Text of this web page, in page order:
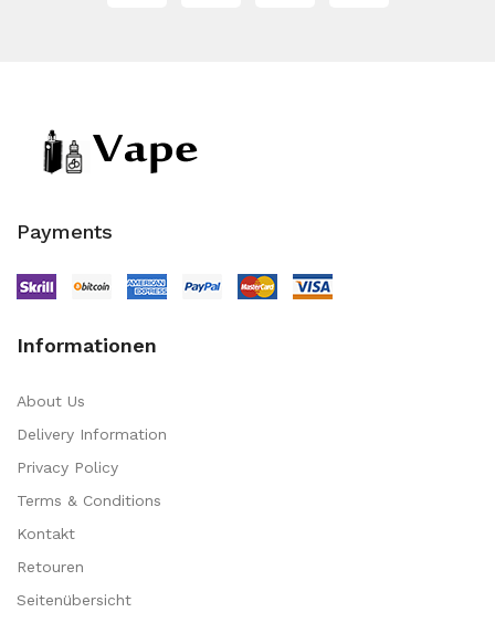
Payments
Informationen
About Us
Delivery Information
Privacy Policy
Terms & Conditions
Kontakt
Retouren
Seitenübersicht